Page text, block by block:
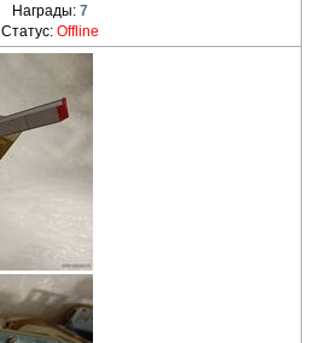
Награды: 7
Статус: Offline